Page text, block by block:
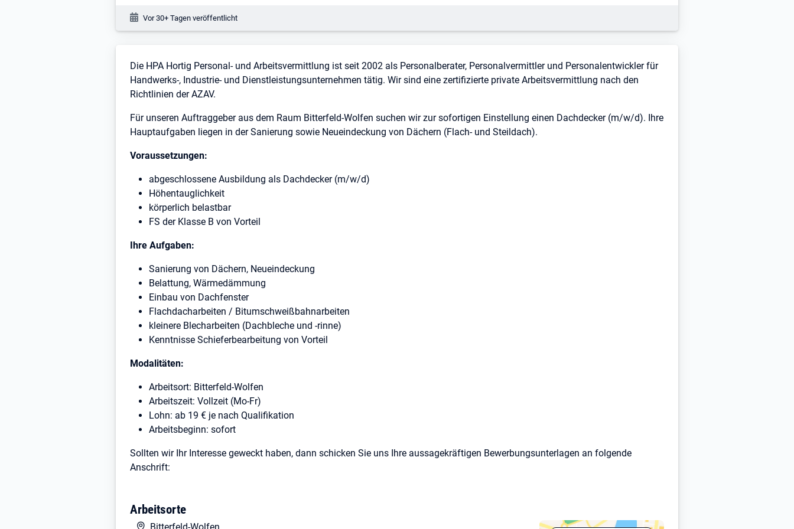
Veröffentlichungsdatum:
Vor 30+ Tagen veröffentlicht
Stellenbeschreibung
Die HPA Hortig Personal- und Arbeitsvermittlung ist seit 2002 als Personalberater, Personalvermittler und Personalentwickler für
Handwerks-, Industrie- und Dienstleistungsunternehmen tätig. Wir sind eine zertifizierte private Arbeitsvermittlung nach den
Richtlinien der AZAV.
Für unseren Auftraggeber aus dem Raum Bitterfeld-Wolfen suchen wir zur sofortigen Einstellung einen Dachdecker (m/w/d). Ihre
Hauptaufgaben liegen in der Sanierung sowie Neueindeckung von Dächern (Flach- und Steildach).
Voraussetzungen:
abgeschlossene Ausbildung als Dachdecker (m/w/d)
Höhentauglichkeit
körperlich belastbar
FS der Klasse B von Vorteil
Ihre Aufgaben:
Sanierung von Dächern, Neueindeckung
Belattung, Wärmedämmung
Einbau von Dachfenster
Flachdacharbeiten / Bitumschweißbahnarbeiten
kleinere Blecharbeiten (Dachbleche und -rinne)
Kenntnisse Schieferbearbeitung von Vorteil
Modalitäten:
Arbeitsort: Bitterfeld-Wolfen
Arbeitszeit: Vollzeit (Mo-Fr)
Lohn: ab 19 € je nach Qualifikation
Arbeitsbeginn: sofort
Sollten wir Ihr Interesse geweckt haben, dann schicken Sie uns Ihre aussagekräftigen Bewerbungsunterlagen an folgende
Anschrift:
Hallesche Str. 28
06749 Bitterfeld
Arbeitsorte